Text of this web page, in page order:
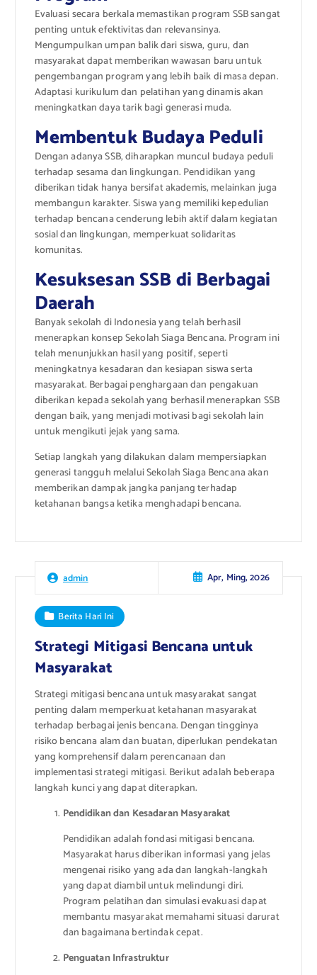
Evaluasi secara berkala memastikan program SSB sangat
penting untuk efektivitas dan relevansinya.
Mengumpulkan umpan balik dari siswa, guru, dan
masyarakat dapat memberikan wawasan baru untuk
pengembangan program yang lebih baik di masa depan.
Adaptasi kurikulum dan pelatihan yang dinamis akan
meningkatkan daya tarik bagi generasi muda.
Membentuk Budaya Peduli
Dengan adanya SSB, diharapkan muncul budaya peduli
terhadap sesama dan lingkungan. Pendidikan yang
diberikan tidak hanya bersifat akademis, melainkan juga
membangun karakter. Siswa yang memiliki kepedulian
terhadap bencana cenderung lebih aktif dalam kegiatan
sosial dan lingkungan, memperkuat solidaritas
komunitas.
Kesuksesan SSB di Berbagai
Daerah
Banyak sekolah di Indonesia yang telah berhasil
menerapkan konsep Sekolah Siaga Bencana. Program ini
telah menunjukkan hasil yang positif, seperti
meningkatnya kesadaran dan kesiapan siswa serta
masyarakat. Berbagai penghargaan dan pengakuan
diberikan kepada sekolah yang berhasil menerapkan SSB
dengan baik, yang menjadi motivasi bagi sekolah lain
untuk mengikuti jejak yang sama.
Setiap langkah yang dilakukan dalam mempersiapkan
generasi tangguh melalui Sekolah Siaga Bencana akan
memberikan dampak jangka panjang terhadap
ketahanan bangsa ketika menghadapi bencana.
admin Apr, Ming, 2026
Berita Hari Ini
Strategi Mitigasi Bencana untuk
Masyarakat
Strategi mitigasi bencana untuk masyarakat sangat
penting dalam memperkuat ketahanan masyarakat
terhadap berbagai jenis bencana. Dengan tingginya
risiko bencana alam dan buatan, diperlukan pendekatan
yang komprehensif dalam perencanaan dan
implementasi strategi mitigasi. Berikut adalah beberapa
langkah kunci yang dapat diterapkan.
Pendidikan dan Kesadaran Masyarakat
Pendidikan adalah fondasi mitigasi bencana.
Masyarakat harus diberikan informasi yang jelas
mengenai risiko yang ada dan langkah-langkah
yang dapat diambil untuk melindungi diri.
Program pelatihan dan simulasi evakuasi dapat
membantu masyarakat memahami situasi darurat
dan bagaimana bertindak cepat.
Penguatan Infrastruktur